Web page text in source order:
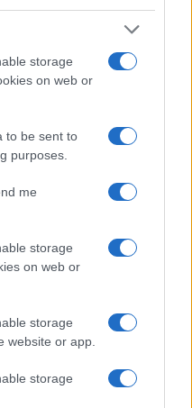
storage
on web or
to be sent to
purposes.
me
storage
on web or
storage
website or app.
storage
ultime news